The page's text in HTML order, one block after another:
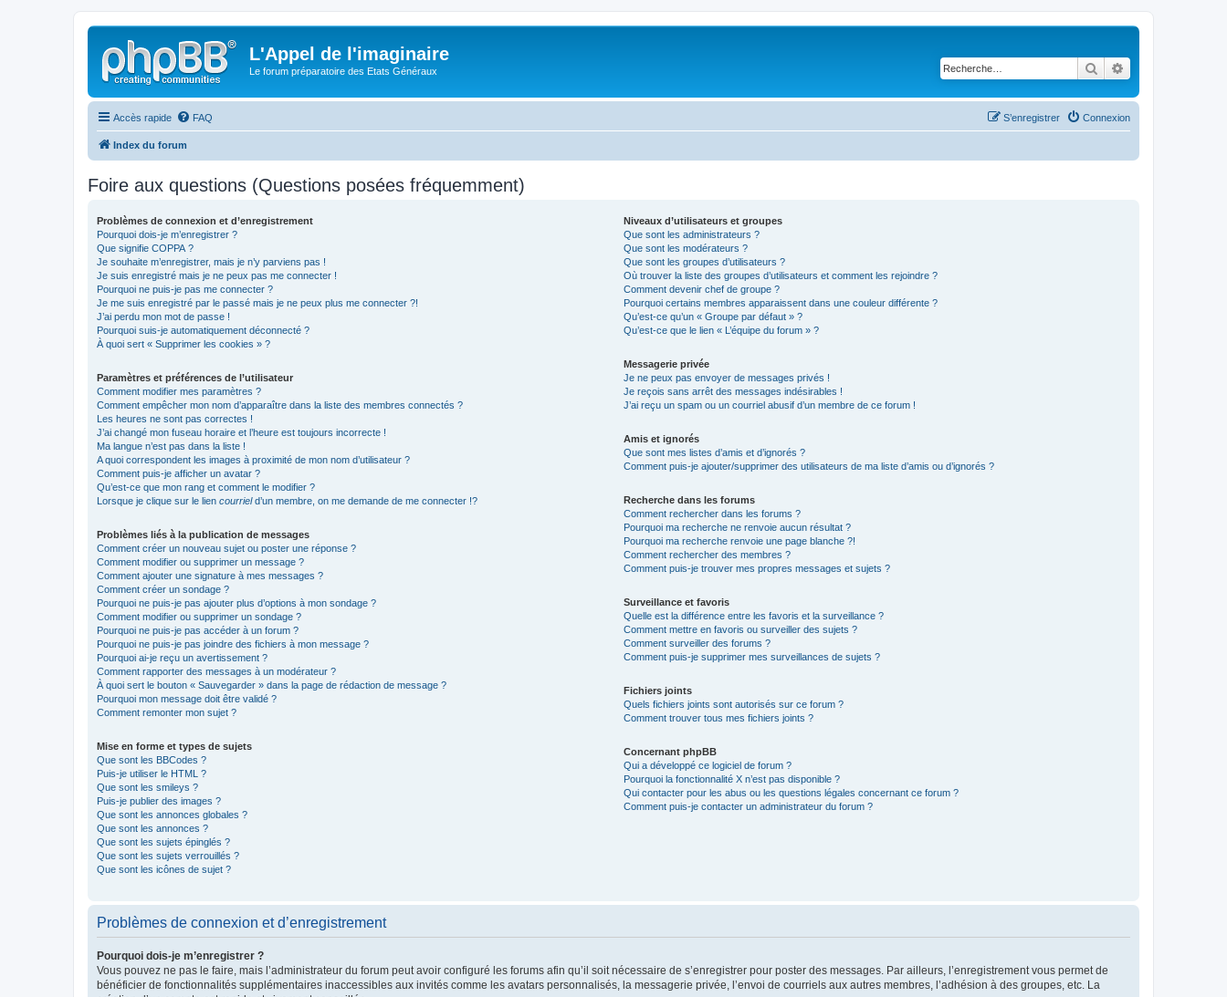
L'Appel de l'imaginaire
Le forum préparatoire des Etats Généraux Rechercher
Accès rapide FAQ Connexion
S’enregistrer
Index du forum
Foire aux questions (Questions posées fréquemment)
Problèmes de connexion et d’enregistrement
Pourquoi dois-je m’enregistrer ?
Que signifie COPPA ?
Je souhaite m’enregistrer, mais je n’y parviens pas !
Je suis enregistré mais je ne peux pas me connecter !
Pourquoi ne puis-je pas me connecter ?
Je me suis enregistré par le passé mais je ne peux plus me connecter ?!
J’ai perdu mon mot de passe !
Pourquoi suis-je automatiquement déconnecté ?
À quoi sert « Supprimer les cookies » ?
Paramètres et préférences de l’utilisateur
Comment modifier mes paramètres ?
Comment empêcher mon nom d’apparaître dans la liste des membres connectés ?
Les heures ne sont pas correctes !
J’ai changé mon fuseau horaire et l’heure est toujours incorrecte !
Ma langue n’est pas dans la liste !
A quoi correspondent les images à proximité de mon nom d’utilisateur ?
Comment puis-je afficher un avatar ?
Qu’est-ce que mon rang et comment le modifier ?
Lorsque je clique sur le lien courrield’un membre, on me demande de me connecter !?
Problèmes liés à la publication de messages
Comment créer un nouveau sujet ou poster une réponse ?
Comment modifier ou supprimer un message ?
Comment ajouter une signature à mes messages ?
Comment créer un sondage ?
Pourquoi ne puis-je pas ajouter plus d’options à mon sondage ?
Comment modifier ou supprimer un sondage ?
Pourquoi ne puis-je pas accéder à un forum ?
Pourquoi ne puis-je pas joindre des fichiers à mon message ?
Pourquoi ai-je reçu un avertissement ?
Comment rapporter des messages à un modérateur ?
À quoi sert le bouton « Sauvegarder » dans la page de rédaction de message ?
Pourquoi mon message doit être validé ?
Comment remonter mon sujet ?
Mise en forme et types de sujets
Que sont les BBCodes ?
Puis-je utiliser le HTML ?
Que sont les smileys ?
Puis-je publier des images ?
Que sont les annonces globales ?
Que sont les annonces ?
Que sont les sujets épinglés ?
Que sont les sujets verrouillés ?
Que sont les icônes de sujet ?
Niveaux d’utilisateurs et groupes
Que sont les administrateurs ?
Que sont les modérateurs ?
Que sont les groupes d’utilisateurs ?
Où trouver la liste des groupes d’utilisateurs et comment les rejoindre ?
Comment devenir chef de groupe ?
Pourquoi certains membres apparaissent dans une couleur différente ?
Qu’est-ce qu’un « Groupe par défaut » ?
Qu’est-ce que le lien « L’équipe du forum » ?
Messagerie privée
Je ne peux pas envoyer de messages privés !
Je reçois sans arrêt des messages indésirables !
J’ai reçu un spam ou un courriel abusif d’un membre de ce forum !
Amis et ignorés
Que sont mes listes d’amis et d’ignorés ?
Comment puis-je ajouter/supprimer des utilisateurs de ma liste d’amis ou d’ignorés ?
Recherche dans les forums
Comment rechercher dans les forums ?
Pourquoi ma recherche ne renvoie aucun résultat ?
Pourquoi ma recherche renvoie une page blanche ?!
Comment rechercher des membres ?
Comment puis-je trouver mes propres messages et sujets ?
Surveillance et favoris
Quelle est la différence entre les favoris et la surveillance ?
Comment mettre en favoris ou surveiller des sujets ?
Comment surveiller des forums ?
Comment puis-je supprimer mes surveillances de sujets ?
Fichiers joints
Quels fichiers joints sont autorisés sur ce forum ?
Comment trouver tous mes fichiers joints ?
Concernant phpBB
Qui a développé ce logiciel de forum ?
Pourquoi la fonctionnalité X n’est pas disponible ?
Qui contacter pour les abus ou les questions légales concernant ce forum ?
Comment puis-je contacter un administrateur du forum ?
Problèmes de connexion et d’enregistrement
Pourquoi dois-je m’enregistrer ?
Vous pouvez ne pas le faire, mais l’administrateur du forum peut avoir configuré les forums afin qu’il soit nécessaire de s’enregistrer pour poster des messages. Par ailleurs, l’enregistrement vous permet de
bénéficier de fonctionnalités supplémentaires inaccessibles aux invités comme les avatars personnalisés, la messagerie privée, l’envoi de courriels aux autres membres, l’adhésion à des groupes, etc. La